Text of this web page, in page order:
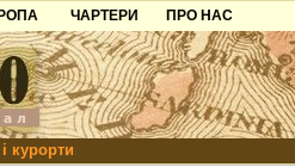
ЧАРТЕРИ
ПРО НАС
Контакти
Партнерам
Додати готель
курорти